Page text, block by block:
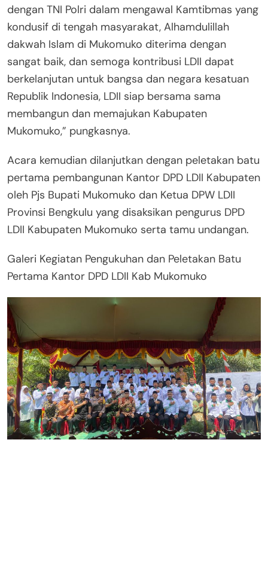
dengan TNI Polri dalam mengawal Kamtibmas yang
kondusif di tengah masyarakat, Alhamdulillah
dakwah Islam di Mukomuko diterima dengan
sangat baik, dan semoga kontribusi LDII dapat
berkelanjutan untuk bangsa dan negara kesatuan
Republik Indonesia, LDII siap bersama sama
membangun dan memajukan Kabupaten
Mukomuko,” pungkasnya.
Acara kemudian dilanjutkan dengan peletakan batu
pertama pembangunan Kantor DPD LDII Kabupaten
oleh Pjs Bupati Mukomuko dan Ketua DPW LDII
Provinsi Bengkulu yang disaksikan pengurus DPD
LDII Kabupaten Mukomuko serta tamu undangan.
Galeri Kegiatan Pengukuhan dan Peletakan Batu
Pertama Kantor DPD LDII Kab Mukomuko